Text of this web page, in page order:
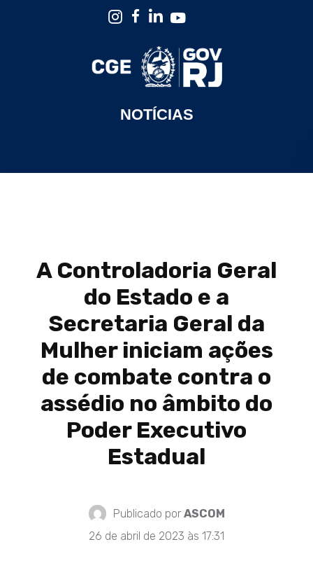
NOTÍCIAS
A Controladoria Geral
do Estado e a
Secretaria Geral da
Mulher iniciam ações
de combate contra o
assédio no âmbito do
Poder Executivo
Estadual
Publicado por ASCOM
26 de abril de 2023 às 17:31